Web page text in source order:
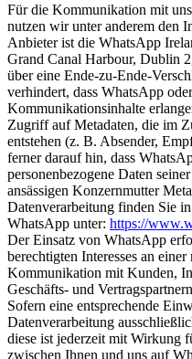
Für die Kommunikation mit
nutzen wir unter anderem den
Anbieter ist die WhatsApp
Grand Canal Harbour, Dublin
über eine Ende-zu-Ende-
verhindert, dass WhatsApp
Kommunikationsinhalte
Zugriff auf Metadaten, die im
entstehen (z. B. Absender,
ferner darauf hin, dass
personenbezogene Daten
ansässigen Konzernmutter
Datenverarbeitung finden Sie
WhatsApp unter: https://
Der Einsatz von WhatsApp
berechtigten Interesses an
Kommunikation mit Kunden,
Geschäfts- und
Sofern eine entsprechende
Datenverarbeitung
diese ist jederzeit mit Wirkung
zwischen Ihnen und uns auf